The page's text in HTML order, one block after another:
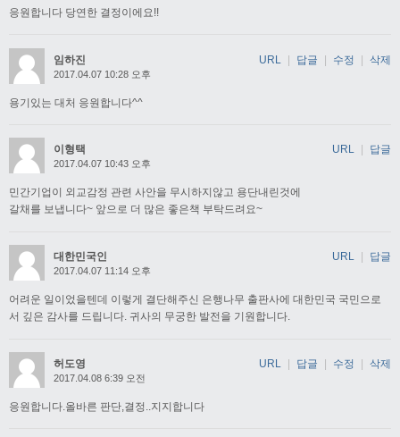
응원합니다 당연한 결정이에요!!
임하진
2017.04.07 10:28 오후
용기있는 대처 응원합니다^^
URL | 답글 | 수정 | 삭제
이형택
2017.04.07 10:43 오후
민간기업이 외교감정 관련 사안을 무시하지않고 용단내린것에
갈채를 보냅니다~ 앞으로 더 많은 좋은책 부탁드려요~
URL 답글
대한민국인
2017.04.07 11:14 오후
어려운 일이었을텐데 이렇게 결단해주신 은행나무 출판사에 대한민국 국민으로
서 깊은 감사를 드립니다. 귀사의 무궁한 발전을 기원합니다.
URL 답글
허도영
2017.04.08 6:39 오전
응원합니다.올바른 판단,결정..지지합니다
URL 답글 수정 삭제